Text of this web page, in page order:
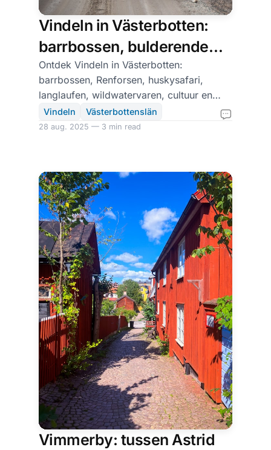
Vindeln in Västerbotten:
barrbossen, bulderende
Renforsen en husky-
avonturen
Ontdek Vindeln in Västerbotten:
barrbossen, Renforsen, huskysafari,
langlaufen, wildwatervaren, cultuur en
knusse verblijven.
Vindeln Västerbottenslän
28 aug. 2025 — 3 min read
Vimmerby: tussen Astrid